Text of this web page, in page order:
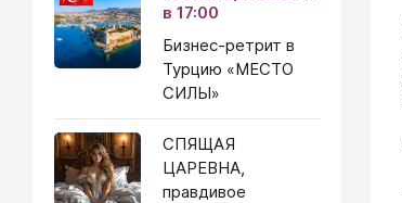
в 17:00
Бизнес-ретрит в
Турцию «МЕСТО
СИЛЫ»
СПЯЩАЯ
ЦАРЕВНА,
правдивое